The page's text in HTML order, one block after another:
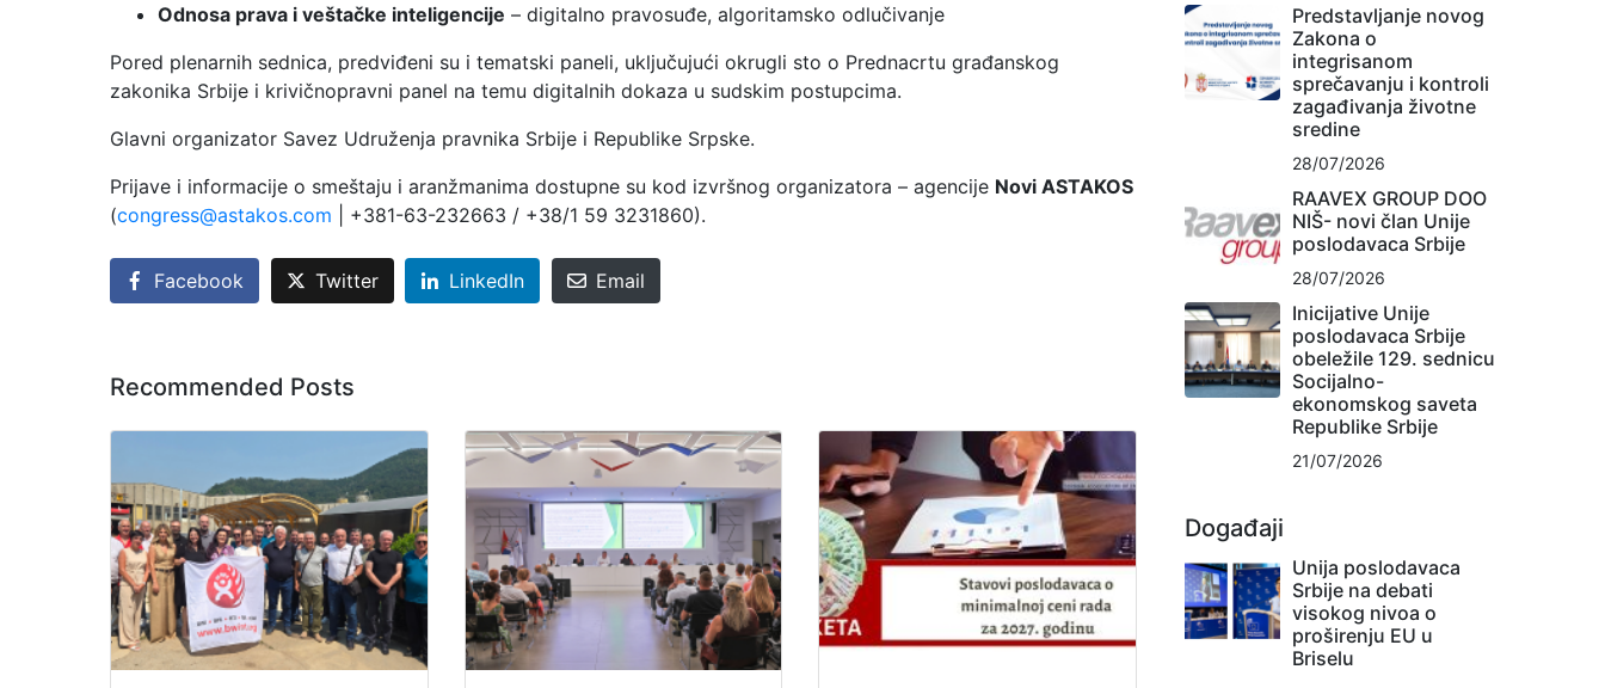
Odnosa prava i veštačke inteligencije – digitalno pravosuđe, algoritamsko odlučivanje
Pored plenarnih sednica, predviđeni su i tematski paneli, uključujući okrugli sto o Prednacrtu građanskog
zakonika Srbije i krivičnopravni panel na temu digitalnih dokaza u sudskim postupcima.
Glavni organizator Savez Udruženja pravnika Srbije i Republike Srpske.
Prijave i informacije o smeštaju i aranžmanima dostupne su kod izvršnog organizatora – agencije Novi ASTAKOS
(congress@astakos.com | +381-63-232663 / +38/1 59 3231860).
Facebook Twitter LinkedIn Email
Recommended Posts
Predstavljanje novog
Zakona o
integrisanom
sprečavanju i kontroli
zagađivanja životne
sredine
28/07/2026
RAAVEX GROUP DOO
NIŠ- novi član Unije
poslodavaca Srbije
28/07/2026
Inicijative Unije
poslodavaca Srbije
obeležile 129. sednicu
Socijalno-
ekonomskog saveta
Republike Srbije
21/07/2026
Događaji
Unija poslodavaca
Srbije na debati
visokog nivoa o
proširenju EU u
Briselu